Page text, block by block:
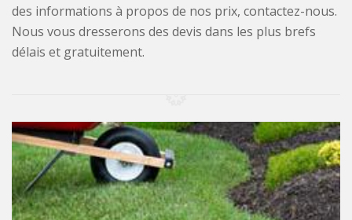
des informations à propos de nos prix, contactez-nous.
Nous vous dresserons des devis dans les plus brefs
délais et gratuitement.